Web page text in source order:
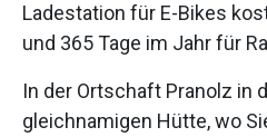
Ladestation für E-Bikes
und 365 Tage im Jahr für
In der Ortschaft Pranolz in
gleichnamigen Hütte, wo